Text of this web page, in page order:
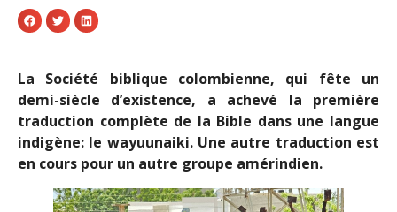
La Société biblique colombienne, qui fête un
demi-siècle d’existence, a achevé la première
traduction complète de la Bible dans une langue
indigène: le wayuunaiki. Une autre traduction est
en cours pour un autre groupe amérindien.